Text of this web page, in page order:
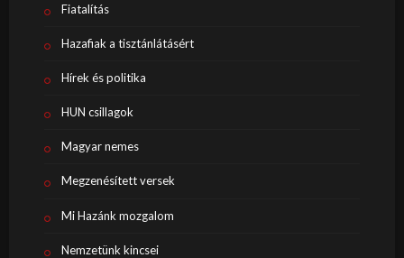
Fiatalítás
Hazafiak a tisztánlátásért
Hírek és politika
HUN csillagok
Magyar nemes
Megzenésített versek
Mi Hazánk mozgalom
Nemzetünk kincsei